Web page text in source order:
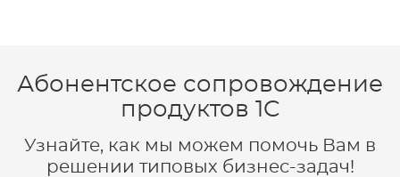
Абонентское сопровождение
продуктов 1C
Узнайте, как мы можем помочь Вам в
решении типовых бизнес-задач!